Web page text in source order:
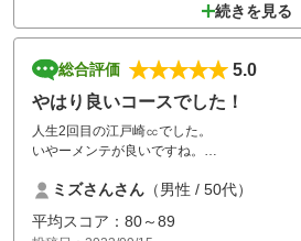
続きを見る
総合評価
5.0
やはり良いコースでした！
人生2回目の江戸崎㏄でした。
いやーメンテが良いですね。
くゆっくりプレーをさせて頂きました。
後ろからか回ればより戦略性が増し楽しい事
又、来ます！！
ミズさんさん （男性 / 50代）
平均スコア：80～89